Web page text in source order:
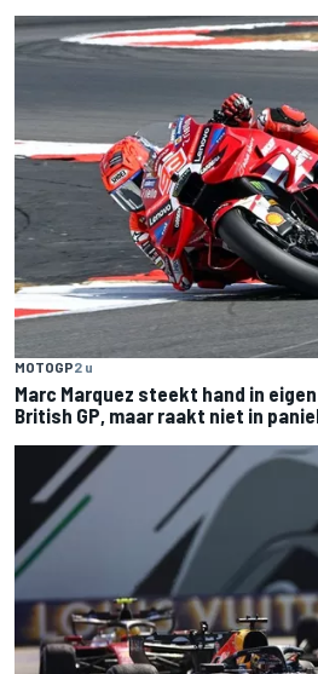
MOTOGP2 u
Marc Marquez steekt hand in
British GP, maar raakt niet in